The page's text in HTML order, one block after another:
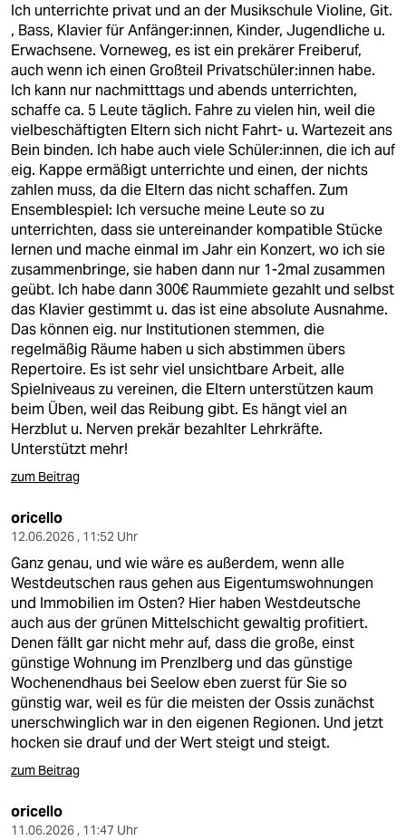
Ich unterrichte privat und an der Musikschule Violine, Git.
, Bass, Klavier für Anfänger:innen, Kinder, Jugendliche u.
Erwachsene. Vorneweg, es ist ein prekärer Freiberuf,
auch wenn ich einen Großteil Privatschüler:innen habe.
Ich kann nur nachmitttags und abends unterrichten,
schaffe ca. 5 Leute täglich. Fahre zu vielen hin, weil die
vielbeschäftigten Eltern sich nicht Fahrt- u. Wartezeit ans
Bein binden. Ich habe auch viele Schüler:innen, die ich auf
eig. Kappe ermäßigt unterrichte und einen, der nichts
zahlen muss, da die Eltern das nicht schaffen. Zum
Ensemblespiel: Ich versuche meine Leute so zu
unterrichten, dass sie untereinander kompatible Stücke
lernen und mache einmal im Jahr ein Konzert, wo ich sie
zusammenbringe, sie haben dann nur 1-2mal zusammen
geübt. Ich habe dann 300€ Raummiete gezahlt und selbst
das Klavier gestimmt u. das ist eine absolute Ausnahme.
Das können eig. nur Institutionen stemmen, die
regelmäßig Räume haben u sich abstimmen übers
Repertoire. Es ist sehr viel unsichtbare Arbeit, alle
Spielniveaus zu vereinen, die Eltern unterstützen kaum
beim Üben, weil das Reibung gibt. Es hängt viel an
Herzblut u. Nerven prekär bezahlter Lehrkräfte.
Unterstützt mehr!
zum Beitrag
oricello
12.06.2026 , 11:52 Uhr
Ganz genau, und wie wäre es außerdem, wenn alle
Westdeutschen raus gehen aus Eigentumswohnungen
und Immobilien im Osten? Hier haben Westdeutsche
auch aus der grünen Mittelschicht gewaltig profitiert.
Denen fällt gar nicht mehr auf, dass die große, einst
günstige Wohnung im Prenzlberg und das günstige
Wochenendhaus bei Seelow eben zuerst für Sie so
günstig war, weil es für die meisten der Ossis zunächst
unerschwinglich war in den eigenen Regionen. Und jetzt
hocken sie drauf und der Wert steigt und steigt.
zum Beitrag
oricello
11.06.2026 , 11:47 Uhr